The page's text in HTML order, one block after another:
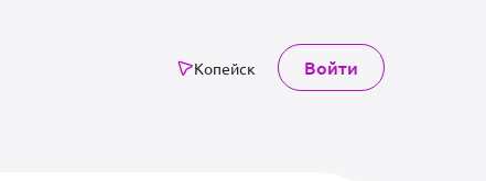
Копейск Войти